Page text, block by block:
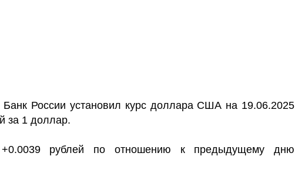
России установил курс доллара США на 19.06.2025
за 1 доллар.
+0.0039 рублей по отношению к предыдущему дню